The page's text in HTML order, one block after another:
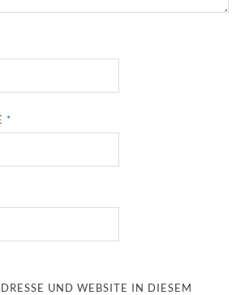
*
UND WEBSITE IN DIESEM